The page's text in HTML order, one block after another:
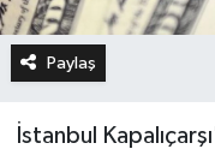
Paylaş
İstanbul